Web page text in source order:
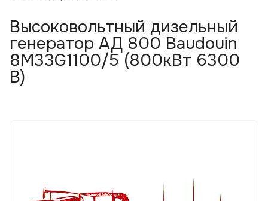
Высоковольтный дизельный
генератор АД 800 Baudouin
8M33G1100/5 (800кВт 6300
В)